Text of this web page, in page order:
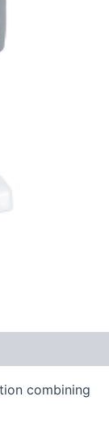
combining